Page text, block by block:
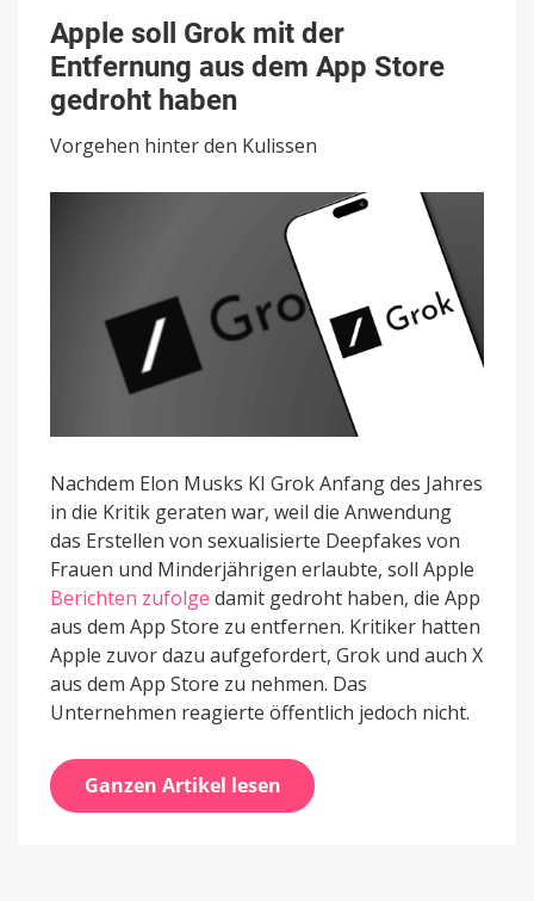
soll
Grok
mit
der
Entfernung
aus
dem
Apple soll Grok mit der
Entfernung aus dem App Store
gedroht haben
Vorgehen hinter den Kulissen
Nachdem Elon Musks KI Grok Anfang des Jahres
in die Kritik geraten war, weil die Anwendung
das Erstellen von sexualisierte Deepfakes von
Frauen und Minderjährigen erlaubte, soll Apple
Berichten zufolge damit gedroht haben, die App
aus dem App Store zu entfernen. Kritiker hatten
Apple zuvor dazu aufgefordert, Grok und auch X
aus dem App Store zu nehmen. Das
Unternehmen reagierte öffentlich jedoch nicht.
Ganzen Artikel lesen